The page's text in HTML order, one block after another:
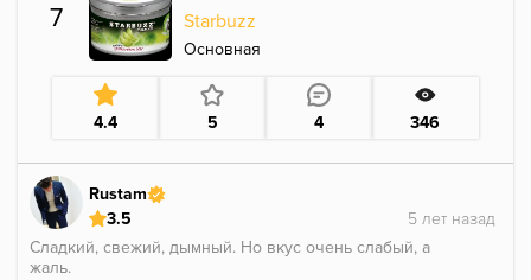
7 Starbuzz
Основная
4.4 5 4 346
Rustam
3.5
Сладкий, свежий, дымный. Но вкус очень слабый, а
жаль.